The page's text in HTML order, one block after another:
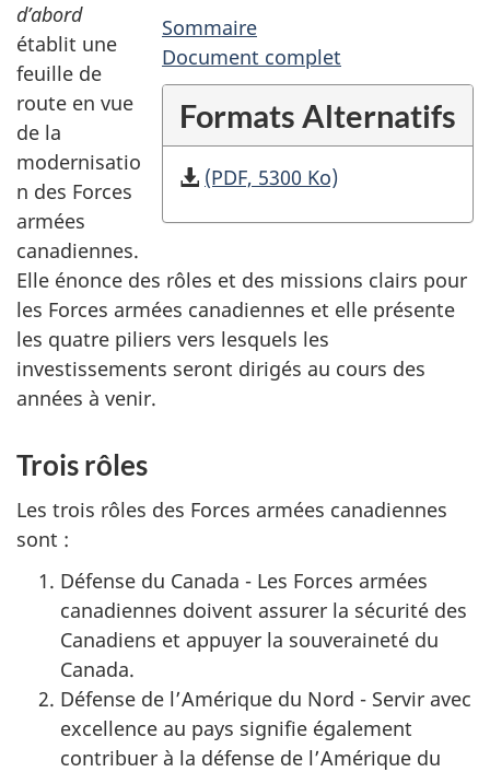
Sommaire
Document complet
Formats Alternatifs
(PDF, 5300 Ko)
d’abord
établit une
feuille de
route en vue
de la
modernisatio
n des Forces
armées
canadiennes.
Elle énonce des rôles et des missions clairs pour
les Forces armées canadiennes et elle présente
les quatre piliers vers lesquels les
investissements seront dirigés au cours des
années à venir.
Trois rôles
Les trois rôles des Forces armées canadiennes
sont :
Défense du Canada - Les Forces armées
canadiennes doivent assurer la sécurité des
Canadiens et appuyer la souveraineté du
Canada.
Défense de l’Amérique du Nord - Servir avec
excellence au pays signifie également
contribuer à la défense de l’Amérique du